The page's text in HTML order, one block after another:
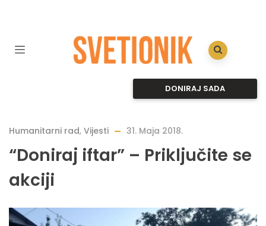
DONIRAJ SADA
Humanitarni rad, Vijesti 31. Maja 2018.
“Doniraj iftar” – Priključite se
akciji